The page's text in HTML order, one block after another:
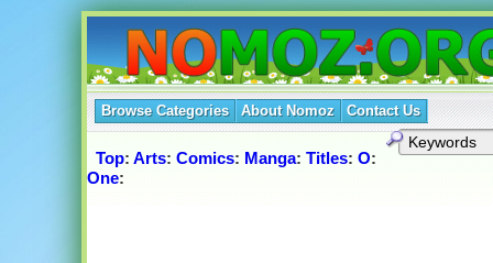
Browse Categories About Nomoz Contact Us
Top: Arts: Comics: Manga: Titles: O:
One: